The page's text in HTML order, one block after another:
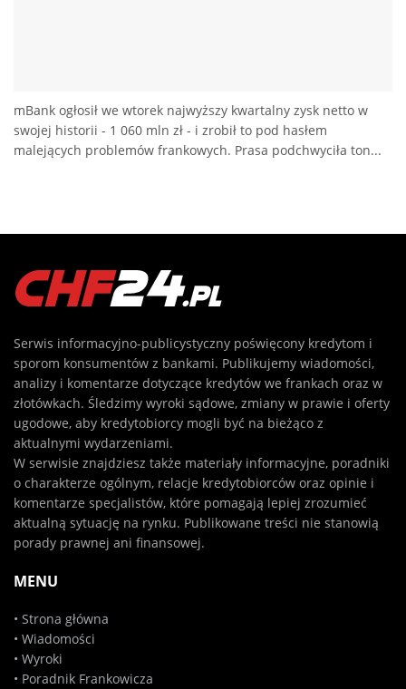
mBank ogłosił we wtorek najwyższy kwartalny zysk netto w
swojej historii - 1 060 mln zł - i zrobił to pod hasłem
malejących problemów frankowych. Prasa podchwyciła ton...
Serwis informacyjno-publicystyczny poświęcony kredytom i
sporom konsumentów z bankami. Publikujemy wiadomości,
analizy i komentarze dotyczące kredytów we frankach oraz w
złotówkach. Śledzimy wyroki sądowe, zmiany w prawie i oferty
ugodowe, aby kredytobiorcy mogli być na bieżąco z
aktualnymi wydarzeniami.
W serwisie znajdziesz także materiały informacyjne, poradniki
o charakterze ogólnym, relacje kredytobiorców oraz opinie i
komentarze specjalistów, które pomagają lepiej zrozumieć
aktualną sytuację na rynku. Publikowane treści nie stanowią
porady prawnej ani finansowej.
MENU
• Strona główna
• Wiadomości
• Wyroki
• Poradnik Frankowicza